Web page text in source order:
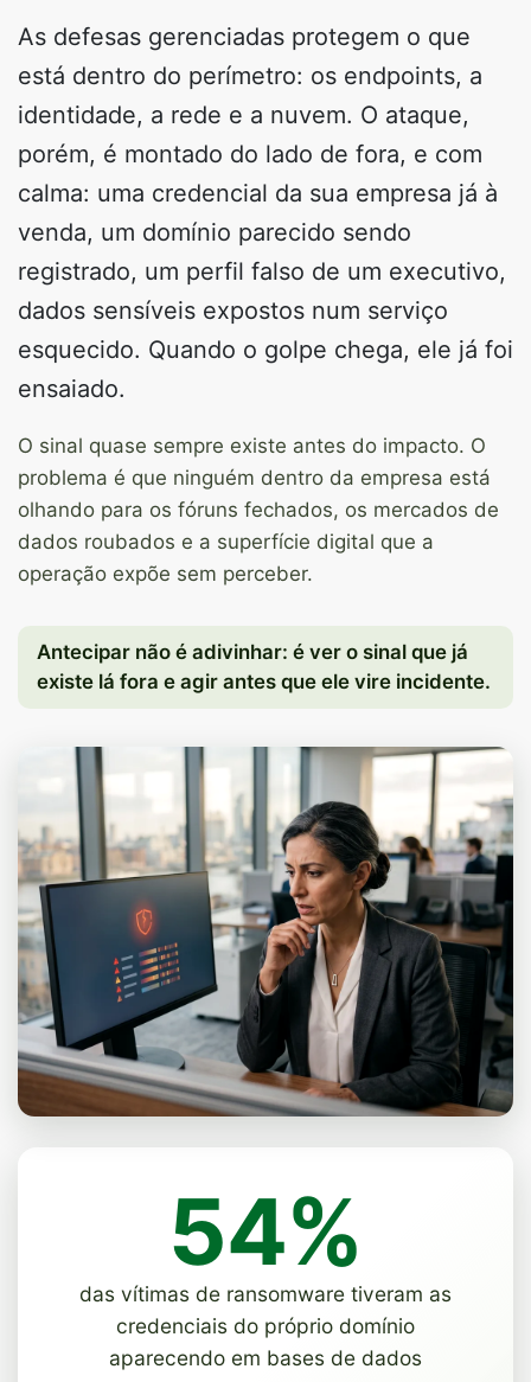
As defesas gerenciadas protegem o que
está dentro do perímetro: os endpoints, a
identidade, a rede e a nuvem. O ataque,
porém, é montado do lado de fora, e com
calma: uma credencial da sua empresa já à
venda, um domínio parecido sendo
registrado, um perfil falso de um executivo,
dados sensíveis expostos num serviço
esquecido. Quando o golpe chega, ele já foi
ensaiado.
O sinal quase sempre existe antes do impacto. O
problema é que ninguém dentro da empresa está
olhando para os fóruns fechados, os mercados de
dados roubados e a superfície digital que a
operação expõe sem perceber.
Antecipar não é adivinhar: é ver o sinal que já
existe lá fora e agir antes que ele vire incidente.
54%
das vítimas de ransomware tiveram as
credenciais do próprio domínio
aparecendo em bases de dados